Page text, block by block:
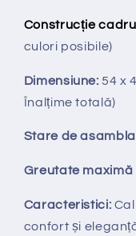
Construcție
culori posibile)
Dimensiune: 54 x
Înalțime totală)
Stare de
Greutate maximă
Caracteristici:
confort și